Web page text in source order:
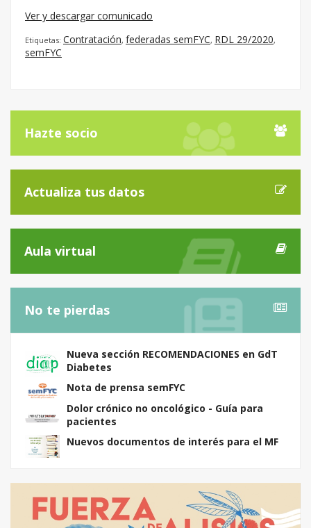
Ver y descargar comunicado
Etiquetas: Contratación, federadas semFYC, RDL 29/2020,
semFYC
Hazte socio
Actualiza tus datos
Aula virtual
No te pierdas
Nueva sección RECOMENDACIONES en GdT
Diabetes
Nota de prensa semFYC
Dolor crónico no oncológico - Guía para
pacientes
Nuevos documentos de interés para el MF